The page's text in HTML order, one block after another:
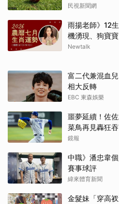
民視新聞網
雨揚老師》12
機湧現、狗寶
Newtalk
富二代兼混血
相大反轉
EBC 東森娛樂
噩夢延續！佐
菜鳥再見轟狂
鏡報
中職》潘忠韋
賽事球評
緯來體育新聞
金髮妹「穿高